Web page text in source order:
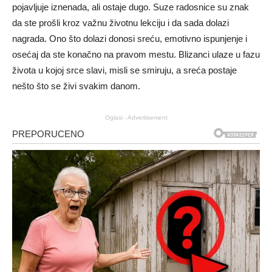
pojavljuje iznenada, ali ostaje dugo. Suze radosnice su znak
da ste prošli kroz važnu životnu lekciju i da sada dolazi
nagrada. Ono što dolazi donosi sreću, emotivno ispunjenje i
osećaj da ste konačno na pravom mestu. Blizanci ulaze u fazu
života u kojoj srce slavi, misli se smiruju, a sreća postaje
nešto što se živi svakim danom.
Oglasi - Advertisement